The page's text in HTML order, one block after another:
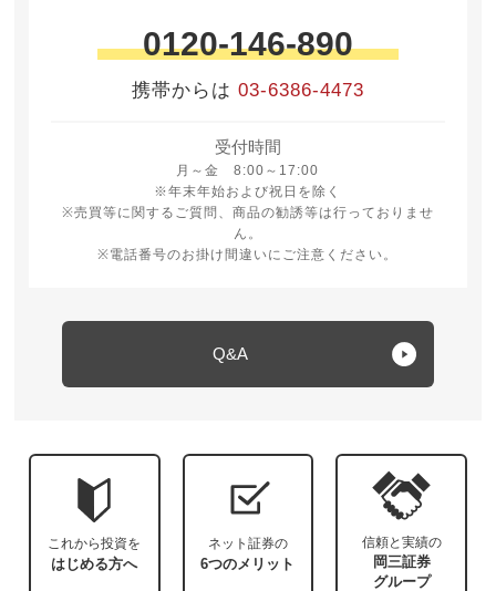
0120-146-890
携帯からは 03-6386-4473
受付時間
月～金 8:00～17:00
月曜日から金曜日 8時から17時
※年末年始および祝日を除く
※売買等に関するご質問、商品の勧誘等は行っておりませ
ん。
※電話番号のお掛け間違いにご注意ください。
Q&A
これから投資を
はじめる方へ
ネット証券の
6つのメリット
信頼と実績の
岡三証券
グループ